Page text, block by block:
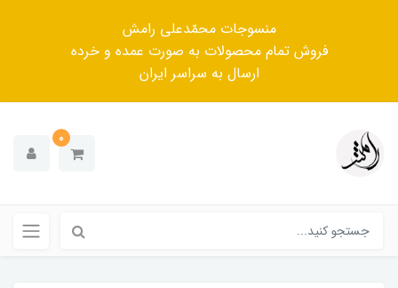
منسوجات محمّدعلی رامش
فروش تمام محصولات به صورت عمده و خرده
ارسال به سراسر ایران
0